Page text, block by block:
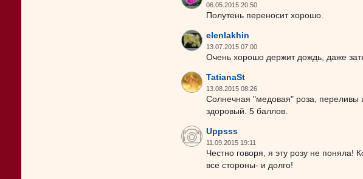
06.05.2015 20:50
Полутень переносит хорошо.
elenlakhin
13.07.2015 07:00
Очень хорошо держит дождь, даже
TatianaSt
13.08.2015 08:26
Солнечная "медовая" роза, переливы
здоровый. 5 баллов.
Uppsss
11.09.2015 19:11
Честно говоря, я эту розу не поняла!
все стороны- и долго!